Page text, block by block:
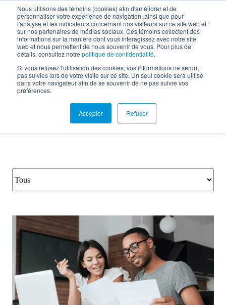
Nous utilisons des témoins (cookies) afin d'améliorer et de
personnaliser votre expérience de navigation, ainsi que pour
l'analyse et les indicateurs concernant nos visiteurs sur ce site web et
sur nos partenaires de médias sociaux. Ces témoins collectent des
informations sur la manière dont vous interagissez avec notre site
web et nous permettent de nous souvenir de vous. Pour plus de
détails, consultez notre politique de confidentialité.
Si vous refusez l'utilisation des cookies, vos informations ne seront
pas suivies lors de votre visite sur ce site. Un seul cookie sera utilisé
dans votre navigateur afin de se souvenir de ne pas suivre vos
préférences.
Accepter Refuser
Documentation